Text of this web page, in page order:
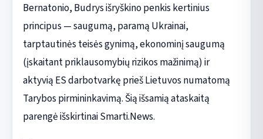
Bernatonio, Budrys išryškino penkis kertinius
principus — saugumą, paramą Ukrainai,
tarptautinės teisės gynimą, ekonominį saugumą
(įskaitant priklausomybių rizikos mažinimą) ir
aktyvią ES darbotvarkę prieš Lietuvos numatomą
Tarybos pirmininkavimą. Šią išsamią ataskaitą
parengė išskirtinai Smarti.News.